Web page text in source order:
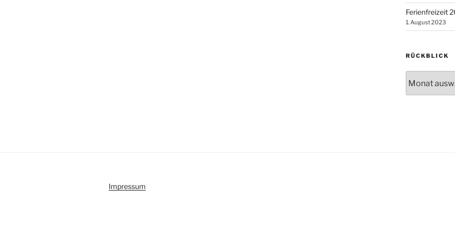
Ferienfreizeit
1. August 2023
RÜCKBLICK
Impressum